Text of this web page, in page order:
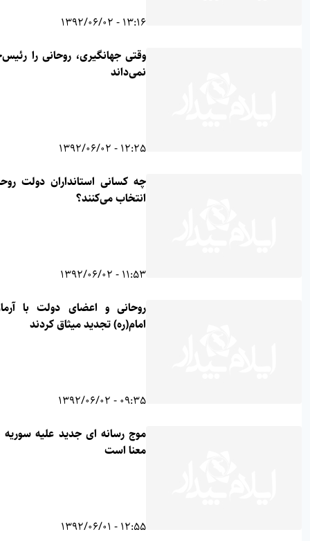
وقتی جهانگیری، روحانی را رئیس‌جمهور
نمی‌داند
چه کسانی استانداران دولت روحانی را
انتخاب می‌کنند؟
روحانی و اعضای دولت با آرمان‌های
امام(ره) تجدید میثاق کردند
موج رسانه ای جدید علیه سوریه به چه
معنا است